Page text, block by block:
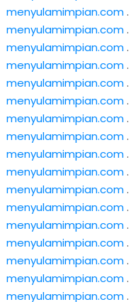
menyulamimpian.com.
menyulamimpian.com.
menyulamimpian.com.
menyulamimpian.com.
menyulamimpian.com.
menyulamimpian.com.
menyulamimpian.com.
menyulamimpian.com.
menyulamimpian.com.
menyulamimpian.com.
menyulamimpian.com.
menyulamimpian.com.
menyulamimpian.com.
menyulamimpian.com.
menyulamimpian.com.
menyulamimpian.com.
menyulamimpian.com.